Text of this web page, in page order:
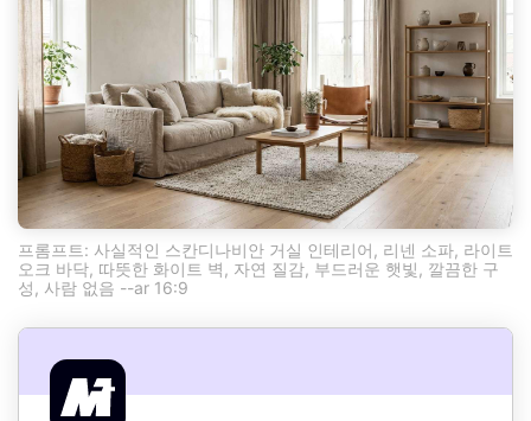
프롬프트: 사실적인 스칸디나비안 거실 인테리어, 리넨 소파, 라이트
오크 바닥, 따뜻한 화이트 벽, 자연 질감, 부드러운 햇빛, 깔끔한 구
성, 사람 없음 --ar 16:9